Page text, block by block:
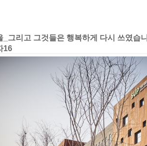
_그리고 그것들은 행복하게 다시 쓰였습
16